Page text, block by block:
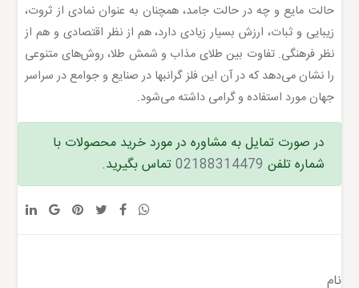
حالت مایع و چه در حالت جامد، همچنان به عنوان نمادی از ثروت،
زیبایی و ثبات، ارزش بسیار زیادی دارد، هم از نظر اقتصادی و هم از
نظر فرهنگی. تفاوت بین طلای مذاب و شمش طلا، روش‌های متنوعی
را نشان می‌دهد که در آن این فلز گرانبها در صنایع و جوامع در سراسر
جهان مورد استفاده و گرامی داشته می‌شود.
در صورت تمایل به مشاوره در مورد خرید محصولات با
شماره تلفن 02188314479تماس بگیرید.
نام